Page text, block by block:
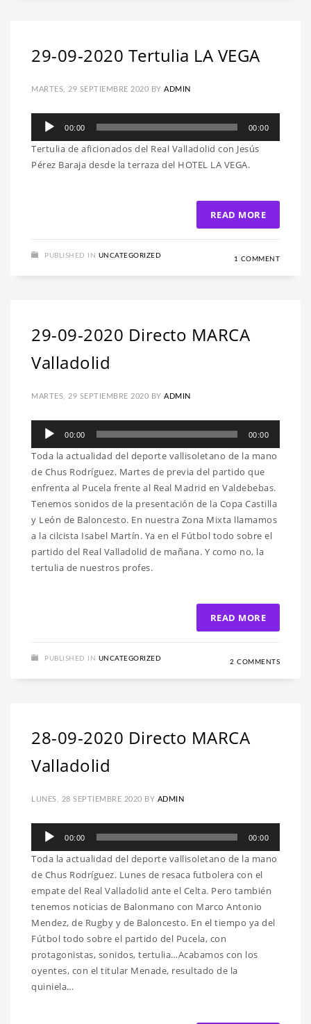
29-09-2020 Tertulia LA VEGA
MARTES, 29 SEPTIEMBRE 2020 BY ADMIN
Reproductor
audio
00:00 00:00
Tertulia de aficionados del Real Valladolid con Jesús
Pérez Baraja desde la terraza del HOTEL LA VEGA.
READ MORE
PUBLISHED IN UNCATEGORIZED 1 COMMENT
29-09-2020 Directo MARCA
Valladolid
MARTES, 29 SEPTIEMBRE 2020 BY ADMIN
Reproductor
audio
00:00 00:00
Toda la actualidad del deporte vallisoletano de la mano
de Chus Rodríguez. Martes de previa del partido que
enfrenta al Pucela frente al Real Madrid en Valdebebas.
Tenemos sonidos de la presentación de la Copa Castilla
y León de Baloncesto. En nuestra Zona Mixta llamamos
a la cilcista Isabel Martín. Ya en el Fútbol todo sobre el
partido del Real Valladolid de mañana. Y como no, la
tertulia de nuestros profes.
READ MORE
PUBLISHED IN UNCATEGORIZED 2 COMMENTS
28-09-2020 Directo MARCA
Valladolid
LUNES, 28 SEPTIEMBRE 2020 BY ADMIN
Reproductor
audio
00:00 00:00
Toda la actualidad del deporte vallisoletano de la mano
de Chus Rodríguez. Lunes de resaca futbolera con el
empate del Real Valladolid ante el Celta. Pero también
tenemos noticias de Balonmano con Marco Antonio
Mendez, de Rugby y de Baloncesto. En el tiempo ya del
Fútbol todo sobre el partido del Pucela, con
protagonistas, sonidos, tertulia…Acabamos con los
oyentes, con el titular Menade, resultado de la
quiniela…